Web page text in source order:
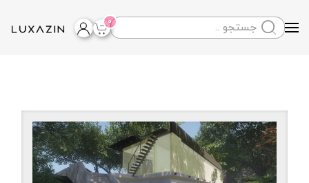
Skip to main content
0